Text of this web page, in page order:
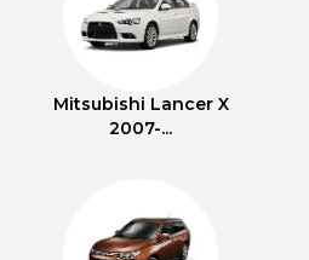
Mitsubishi Lancer X
2007-...